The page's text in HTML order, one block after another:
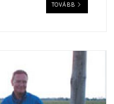
TOVÁBB